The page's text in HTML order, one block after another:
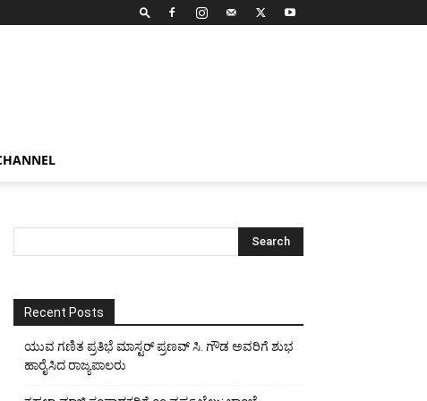
Recent Posts
ಯುವ ಗಣಿತ ಪ್ರತಿಭೆ ಮಾಸ್ಟರ್ ಪ್ರಣವ್ ಸಿ. ಗೌಡ ಅವರಿಗೆ ಶುಭ
ಹಾರೈಸಿದ ರಾಜ್ಯಪಾಲರು